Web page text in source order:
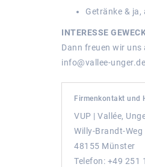
Getränke & ja,
INTERESSE
Dann freuen wir
info@vallee-
Firmenkontakt und
VUP | Vallée,
Willy-Brandt-Weg
48155 Münster
Telefon: +49 251